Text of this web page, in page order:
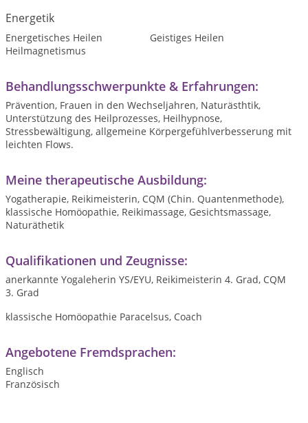
Energetik
Energetisches Heilen
Geistiges Heilen
Heilmagnetismus
Behandlungsschwerpunkte & Erfahrungen:
Prävention, Frauen in den Wechseljahren, Naturästhtik,
Unterstützung des Heilprozesses, Heilhypnose,
Stressbewältigung, allgemeine Körpergefühlverbesserung mit
leichten Flows.
Meine therapeutische Ausbildung:
Yogatherapie, Reikimeisterin, CQM (Chin. Quantenmethode),
klassische Homöopathie, Reikimassage, Gesichtsmassage,
Naturäthetik
Qualifikationen und Zeugnisse:
anerkannte Yogaleherin YS/EYU, Reikimeisterin 4. Grad, CQM
3. Grad
klassische Homöopathie Paracelsus, Coach
Angebotene Fremdsprachen:
Englisch
Französisch